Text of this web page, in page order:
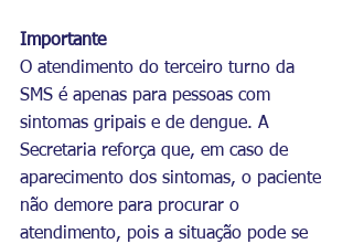
Importante
O atendimento do terceiro turno da
SMS é apenas para pessoas com
sintomas gripais e de dengue. A
Secretaria reforça que, em caso de
aparecimento dos sintomas, o paciente
não demore para procurar o
atendimento, pois a situação pode se